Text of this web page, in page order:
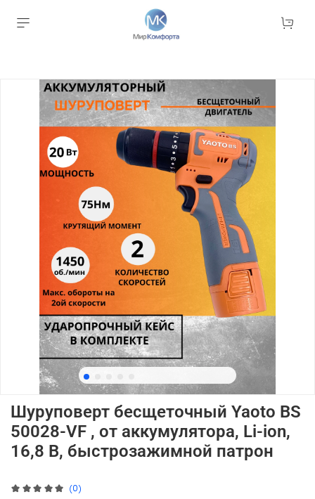
(0)
Шуруповерт бесщеточный Yaoto BS
50028-VF , от аккумулятора, Li-ion,
16,8 В, быстрозажимной патрон